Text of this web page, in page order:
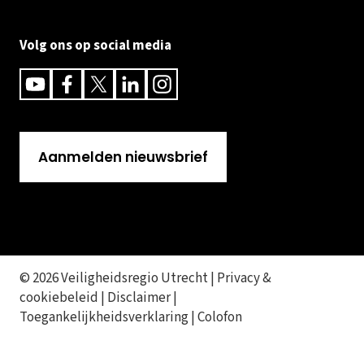
Volg ons op social media
YoutubeFacebookTwitterLinkedinInstagram
Aanmelden nieuwsbrief
© 2026 Veiligheidsregio Utrecht | Privacy &
cookiebeleid | Disclaimer|
Toegankelijkheidsverklaring|Colofon